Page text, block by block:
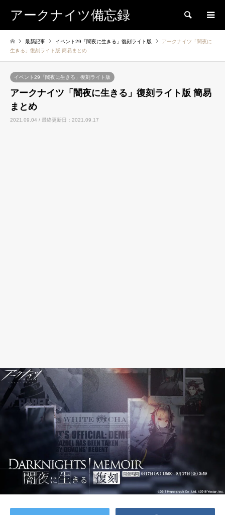
アークナイツ備忘録 検索
最新記事 イベント29「闇夜に生きる」復刻ライト版
アークナイツ「闇夜に
生きる」復刻ライト版 簡易まとめ
イベント29「闇夜に生きる」復刻ライト版
アークナイツ「闇夜に生きる」復刻ライト版 簡易
まとめ
2021.09.04 / 最終更新日：2021.09.17